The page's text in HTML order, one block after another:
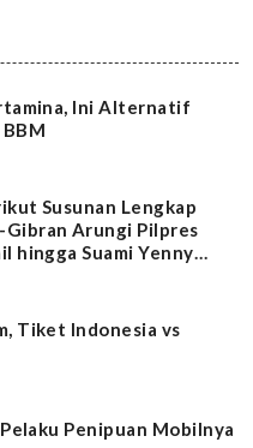
Ini Alternatif
Susunan Lengkap
Gibran Arungi Pilpres
hingga Suami Yenny
Tiket Indonesia vs
Penipuan Mobilnya